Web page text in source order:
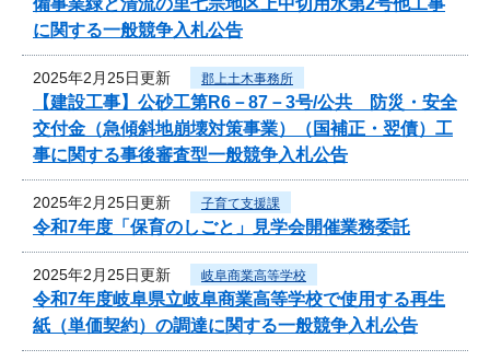
に関する一般競争入札公告
2025年2月25日更新 郡上土木事務所
【建設工事】公砂工第R6－87－3号/公共 防災・安全
交付金（急傾斜地崩壊対策事業）（国補正・翌債）工
事に関する事後審査型一般競争入札公告
2025年2月25日更新 子育て支援課
令和7年度「保育のしごと」見学会開催業務委託
2025年2月25日更新 岐阜商業高等学校
令和7年度岐阜県立岐阜商業高等学校で使用する再生
紙（単価契約）の調達に関する一般競争入札公告